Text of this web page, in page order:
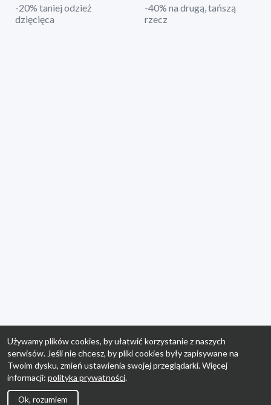
-20% taniej odzież
dzięcięca
-40% na drugą, tańszą
rzecz
Używamy plików cookies, by ułatwić korzystanie z naszych
serwisów. Jeśli nie chcesz, by pliki cookies były zapisywane na
Twoim dysku, zmień ustawienia swojej przeglądarki. Więcej
informacji: polityka prywatności.
Ok, rozumiem